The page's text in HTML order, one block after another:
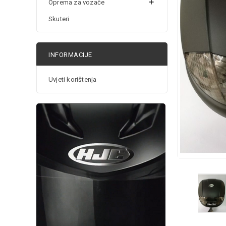
Oprema za vozače 
Skuteri
INFORMACIJE
Uvjeti korištenja